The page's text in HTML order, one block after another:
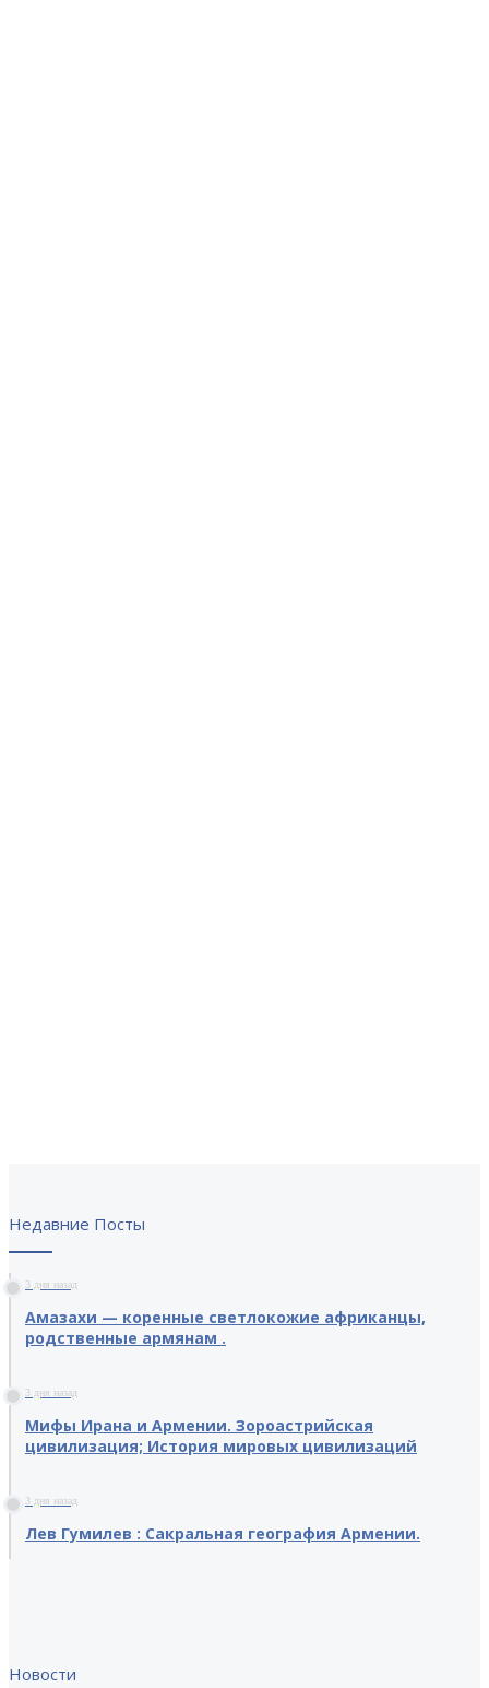
Недавние Посты
3 дня назад
Амазахи — коренные светлокожие африканцы,
родственные армянам .
3 дня назад
Мифы Ирана и Армении. Зороастрийская
цивилизация; История мировых цивилизаций
3 дня назад
Лев Гумилев : Сакральная география Армении.
Новости